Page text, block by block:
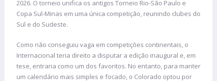
2026. O torneio unifica os antigos Torneio Rio-São Paulo e
Copa Sul-Minas em uma única competição, reunindo clubes do
Sul e do Sudeste.
Como não conseguiu vaga em competições continentais, o
Internacional teria direito a disputar a edição inaugural e, em
tese, entraria como um dos favoritos. No entanto, para manter
um calendário mais simples e focado, o Colorado optou por